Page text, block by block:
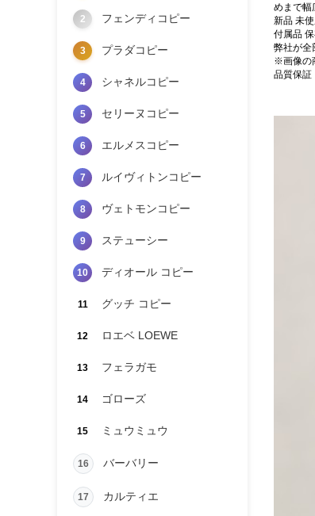
2 フェンディコピー
3 プラダコピー
4 シャネルコピー
5 セリーヌコピー
6 エルメスコピー
7 ルイヴィトンコピー
8 ヴェトモンコピー
9 ステューシー
10 ディオール コピー
11 グッチ コピー
12 ロエベ LOEWE
13 フェラガモ
14 ゴローズ
15 ミュウミュウ
16 バーバリー
17 カルティエ
めまで幅
新品 未
付属品
弊社が全
※画像の
品質保証